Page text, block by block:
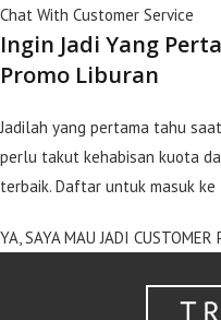
Chat With Customer Service
Ingin Jadi Yang
Promo Liburan
Jadilah yang pertama tahu saat
perlu takut kehabisan kuota
terbaik. Daftar untuk masuk
YA, SAYA MAU JADI CUSTOMER